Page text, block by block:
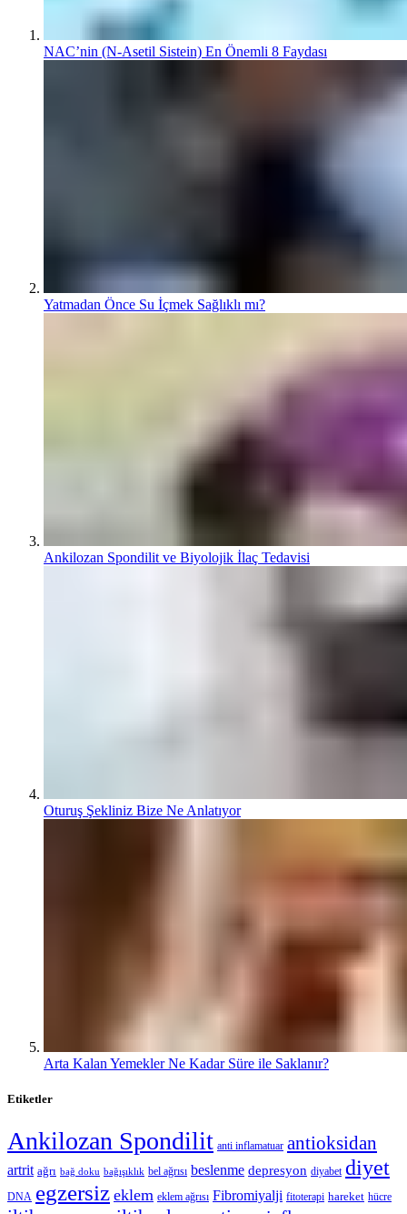
NAC’nin (N-Asetil Sistein) En Önemli 8 Faydası
Yatmadan Önce Su İçmek Sağlıklı mı?
Ankilozan Spondilit ve Biyolojik İlaç Tedavisi
Oturuş Şekliniz Bize Ne Anlatıyor
Arta Kalan Yemekler Ne Kadar Süre ile Saklanır?
Etiketler
Ankilozan Spondilit anti inflamatuar antioksidan
artrit ağrı bağ doku bağışıklık bel ağrısı beslenme depresyon diyabet diyet
DNA egzersiz eklem eklem ağrısı Fibromiyalji fitoterapi hareket hücre